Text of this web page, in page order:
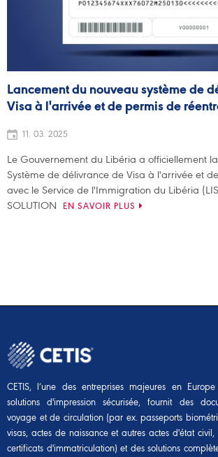
Lancement du nouveau système de
Visa à l'arrivée et de permis de
11. 03. 2025
Le Gouvernement du Libéria a officiellement
Système de délivrance de Visa à l'arrivée et
avec le Service de l'Immigration du Libéria
SOLUTION
EN SAVOIR PLUS
CETIS, l’une des entreprises majeures en
solutions d'impression sécurisée, fournit des
voyage et de circulation (par ex. passeports
visas, actes de naissance et autres actes d'état
certificats d'immatriculation) et des solutions